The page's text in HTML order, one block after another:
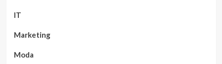
IT
Marketing
Moda